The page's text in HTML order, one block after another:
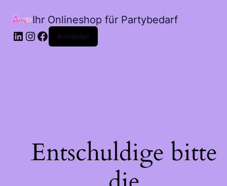
Ihr Onlineshop für Partybedarf
LinkedIn
Instagram
Facebook
Anmelden
Entschuldige bitte